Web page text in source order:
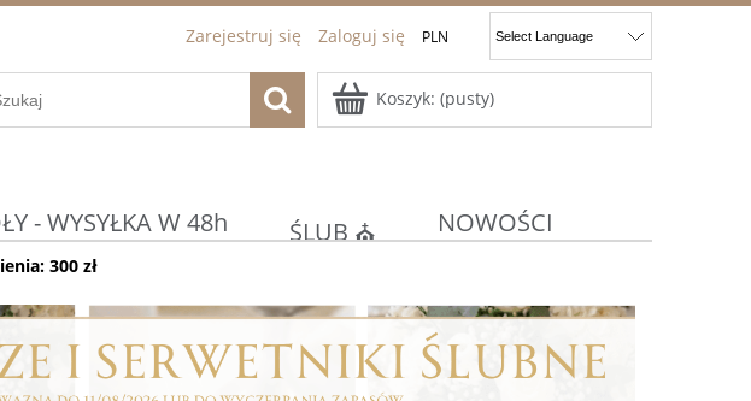
Zarejestruj się Zaloguj się
Koszyk: (pusty)
- WYSYŁKA W 48h ŚLUB ⛪ NOWOŚCI
◀ Promocje Kontakt
JAJKA
WIELKANOCNE KOMUNIA/CHRZEST ⚪⛪
300 zł